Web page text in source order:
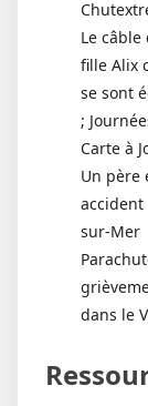
Le
fille Alix
se sont
;
Carte à
Un père
accident
sur-Mer
dans le